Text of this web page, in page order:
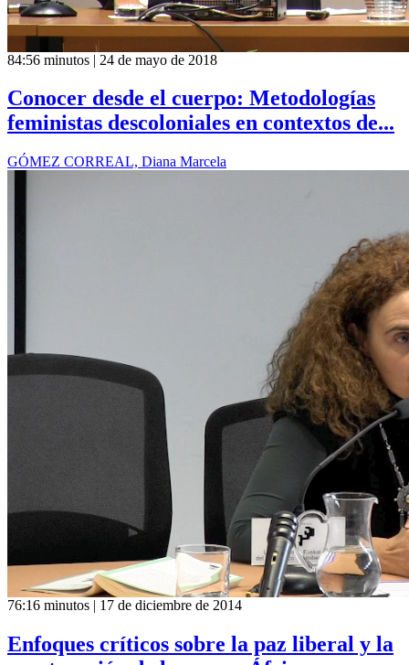
84:56 minutos | 24 de mayo de 2018
Conocer desde el cuerpo: Metodologías
feministas descoloniales en contextos de...
GÓMEZ CORREAL, Diana Marcela
76:16 minutos | 17 de diciembre de 2014
Enfoques críticos sobre la paz liberal y la